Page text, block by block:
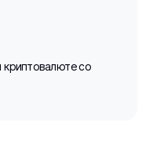
криптовалюте со